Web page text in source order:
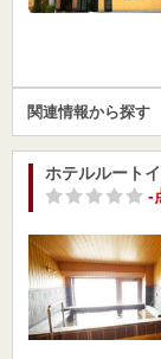
関連情報から探す
ホテルルート
-